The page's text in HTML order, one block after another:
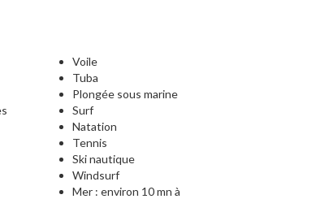
Voile
Tuba
Plongée sous marine
Surf
Natation
Tennis
Ski nautique
Windsurf
Mer : environ 10 mn à